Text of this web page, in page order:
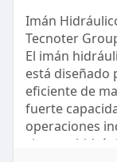
Imán
Tecnoter
El imán
está diseñado
eficiente de
fuerte
operaciones
sistema